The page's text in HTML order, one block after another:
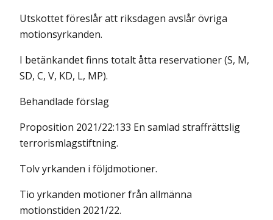
Utskottet föreslår att riksdagen avslår övriga
motionsyrkanden.
I betänkandet finns totalt åtta reservationer (S, M,
SD, C, V, KD, L, MP).
Behandlade förslag
Proposition 2021/22:133 En samlad straffrättslig
terrorismlagstiftning.
Tolv yrkanden i följdmotioner.
Tio yrkanden motioner från allmänna
motionstiden 2021/22.